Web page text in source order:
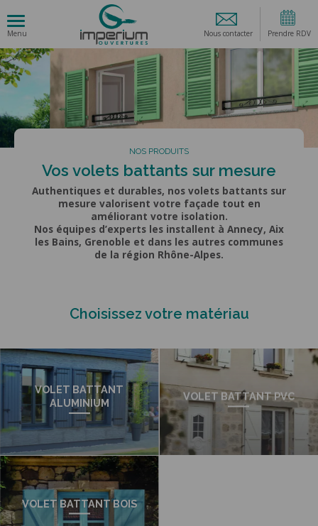
Nous contacter Prendre RDV
NOS PRODUITS
Vos volets battants sur mesure
Authentiques et durables, nos volets battants sur
mesure valorisent votre façade tout en
améliorant votre isolation.
Nos équipes d’experts les installent à Annecy, Aix
les Bains, Grenoble et dans les autres communes
de la région Rhône-Alpes.
Choisissez votre matériau
VOLET BATTANT
ALUMINIUM
VOLET BATTANT PVC
VOLET BATTANT BOIS